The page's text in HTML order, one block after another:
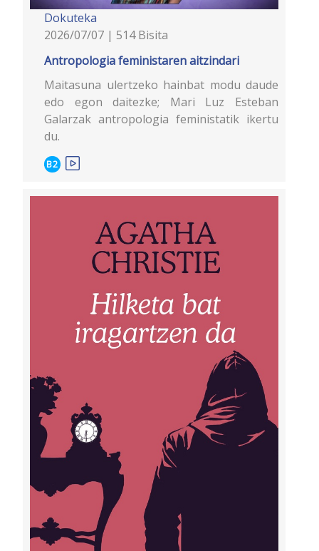
Dokuteka
2026/07/07 | 514 Bisita
Antropologia feministaren aitzindari
Maitasuna ulertzeko hainbat modu daude
edo egon daitezke; Mari Luz Esteban
Galarzak antropologia feministatik ikertu
du.
B2